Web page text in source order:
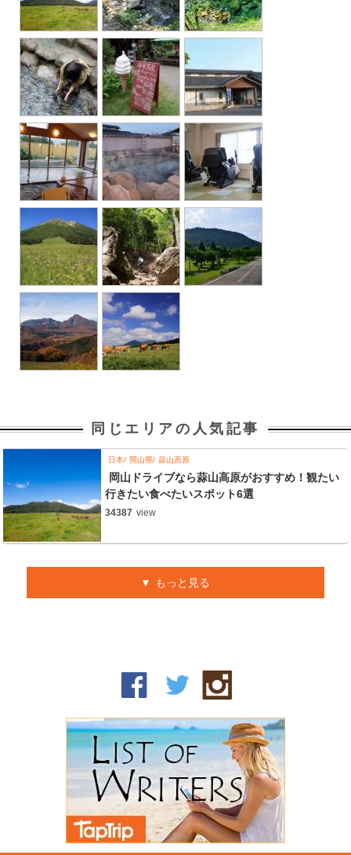
同じエリアの人気記事
日本 岡山県 蒜山高原
岡山ドライブなら蒜山高原がおすすめ！観たい
行きたい食べたいスポット6選
34387 view
もっと見る